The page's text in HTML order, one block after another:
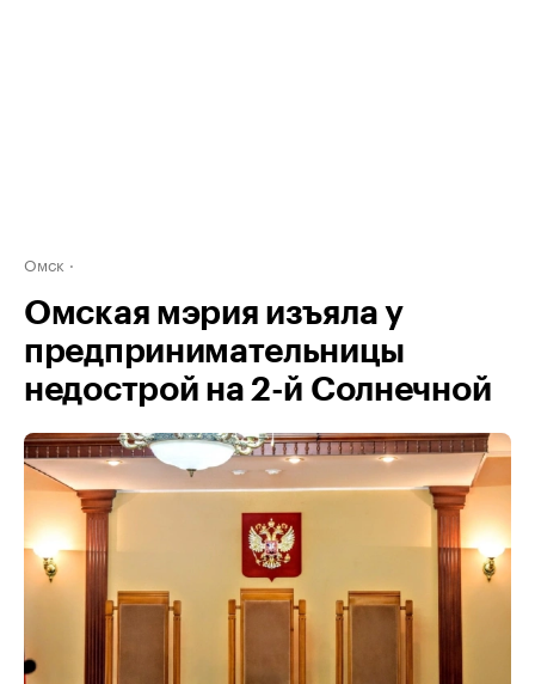
Омск
Омская мэрия изъяла у
предпринимательницы
недострой на 2-й Солнечной